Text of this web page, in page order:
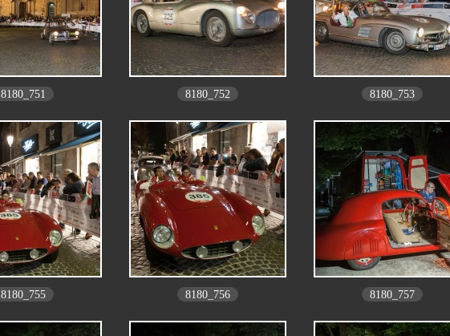
8180_751 8180_752 8180_753
8180_755 8180_756 8180_757